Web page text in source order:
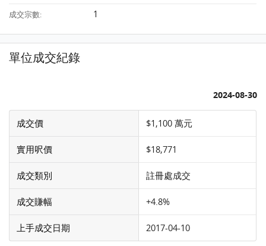
成交宗數: 1
單位成交紀錄
2024-08-30
成交價 $1,100 萬元
實用呎價 $18,771
成交類別 註冊處成交
成交賺幅 +4.8%
上手成交日期 2017-04-10